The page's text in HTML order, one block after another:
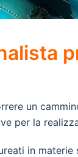
un
per la
in